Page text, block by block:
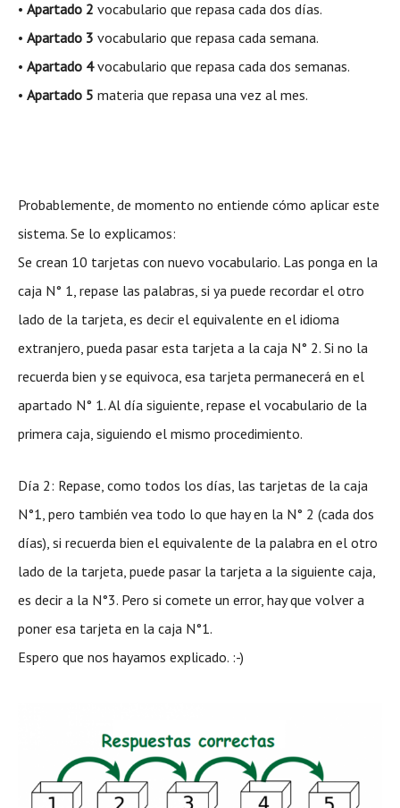
• Apartado 2 vocabulario que repasa cada dos días.
• Apartado 3 vocabulario que repasa cada semana.
• Apartado 4vocabulario que repasa cada dos semanas.
• Apartado 5 materia que repasa una vez al mes.
Probablemente, de momento no entiende cómo aplicar este
sistema. Se lo explicamos:
Se crean 10 tarjetas con nuevo vocabulario. Las ponga en la
caja N° 1, repase las palabras, si ya puede recordar el otro
lado de la tarjeta, es decir el equivalente en el idioma
extranjero, pueda pasar esta tarjeta a la caja N° 2. Si no la
recuerda bien y se equivoca, esa tarjeta permanecerá en el
apartado N° 1. Al día siguiente, repase el vocabulario de la
primera caja, siguiendo el mismo procedimiento.
Día 2: Repase, como todos los días, las tarjetas de la caja
N°1, pero también vea todo lo que hay en la N° 2 (cada dos
días), si recuerda bien el equivalente de la palabra en el otro
lado de la tarjeta, puede pasar la tarjeta a la siguiente caja,
es decir a la N°3. Pero si comete un error, hay que volver a
poner esa tarjeta en la caja N°1.
Espero que nos hayamos explicado. :-)